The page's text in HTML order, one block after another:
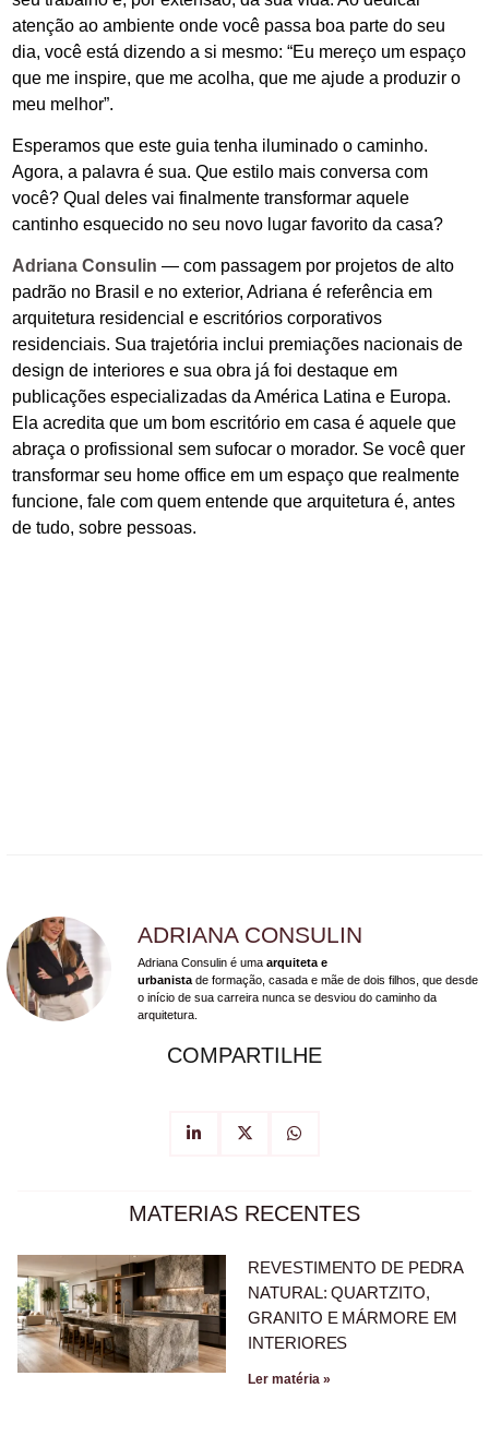
atenção ao ambiente onde você passa boa parte do seu
dia, você está dizendo a si mesmo: “Eu mereço um espaço
que me inspire, que me acolha, que me ajude a produzir o
meu melhor”.
Esperamos que este guia tenha iluminado o caminho.
Agora, a palavra é sua. Que estilo mais conversa com
você? Qual deles vai finalmente transformar aquele
cantinho esquecido no seu novo lugar favorito da casa?
Adriana Consulin — com passagem por projetos de alto
padrão no Brasil e no exterior, Adriana é referência em
arquitetura residencial e escritórios corporativos
residenciais. Sua trajetória inclui premiações nacionais de
design de interiores e sua obra já foi destaque em
publicações especializadas da América Latina e Europa.
Ela acredita que um bom escritório em casa é aquele que
abraça o profissional sem sufocar o morador. Se você quer
transformar seu home office em um espaço que realmente
funcione, fale com quem entende que arquitetura é, antes
de tudo, sobre pessoas.
ADRIANA CONSULIN
Adriana Consulin é uma arquiteta e
urbanista de formação, casada e mãe de dois filhos, que desde
o início de sua carreira nunca se desviou do caminho da
arquitetura.
COMPARTILHE
MATERIAS RECENTES
REVESTIMENTO DE PEDRA
NATURAL: QUARTZITO,
GRANITO E MÁRMORE EM
INTERIORES
Ler matéria »